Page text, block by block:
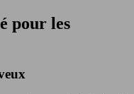
pour les